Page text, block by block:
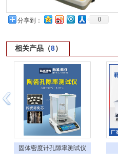
分享到： 0
相关产品（8）
固体密度计孔隙率测试仪